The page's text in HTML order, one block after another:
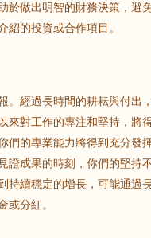
於做出明智的財務決策，避
紹的投資或合作項目。
。經過長時間的耕耘與付出
來對工作的專注和堅持，將
們的專業能力將得到充分發
證成果的時刻，你們的堅持
持續穩定的增長，可能通過
或分紅。